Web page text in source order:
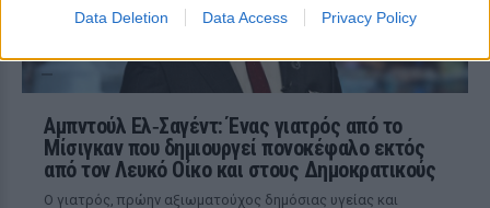
Data Deletion Data Access Privacy Policy
Αμπντούλ Ελ‑Σαγέντ: Ένας γιατρός από το
Μίσιγκαν που δημιουργεί πονοκέφαλο εκτός
από τον Λευκό Οίκο και στους Δημοκρατικούς
Ο γιατρός, πρώην αξιωματούχος δημόσιας υγείας και